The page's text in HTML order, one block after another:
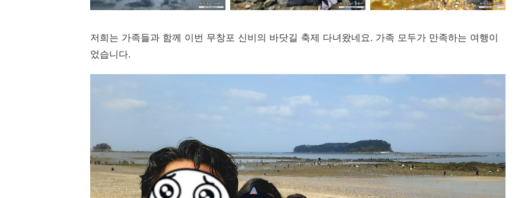
저희는 가족들과 함께 이번 무창포 신비의 바닷길 축제 다녀왔네요. 가족 모두가 만족하는 여행이
었습니다.